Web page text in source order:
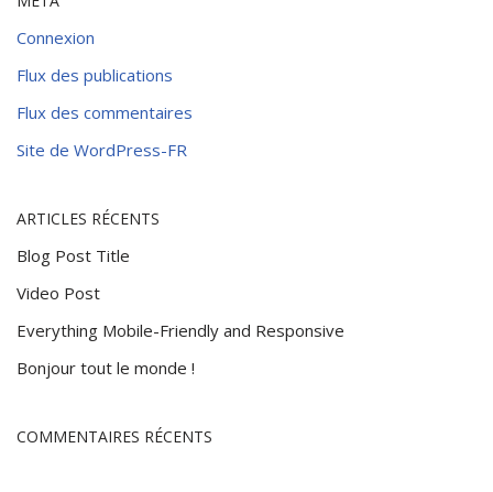
Connexion
Flux des publications
Flux des commentaires
Site de WordPress-FR
ARTICLES RÉCENTS
Blog Post Title
Video Post
Everything Mobile-Friendly and Responsive
Bonjour tout le monde !
COMMENTAIRES RÉCENTS